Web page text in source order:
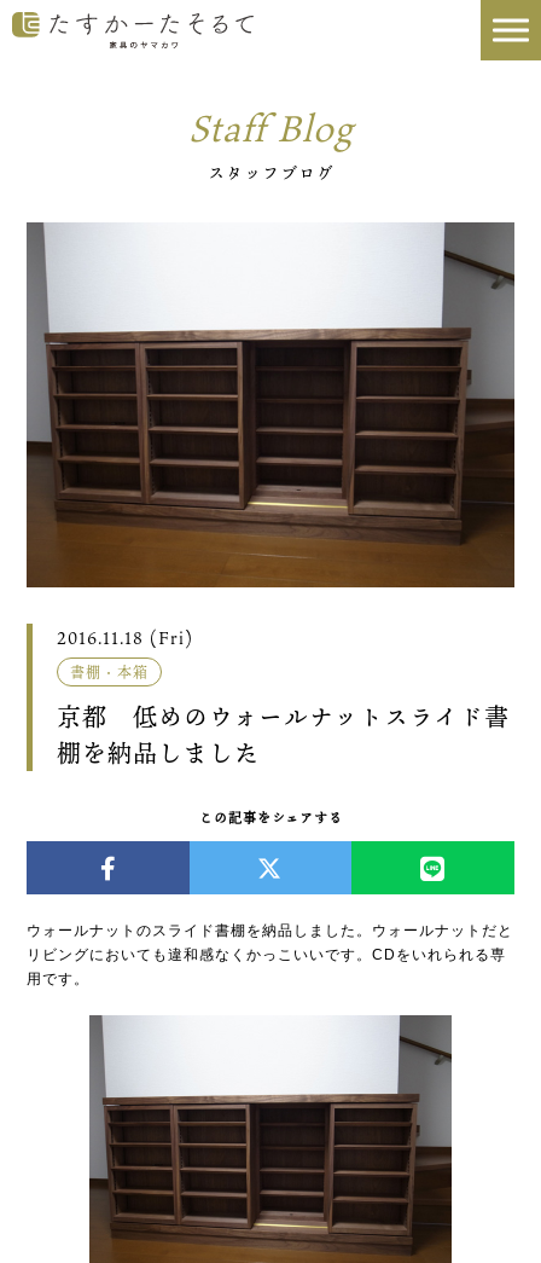
Staff Blog
スタッフブログ
2016.11.18 (Fri)
書棚・本箱
京都 低めのウォールナットスライド書
棚を納品しました
この記事をシェアする
ウォールナットのスライド書棚を納品しました。ウォールナットだと
リビングにおいても違和感なくかっこいいです。CDをいれられる専
用です。